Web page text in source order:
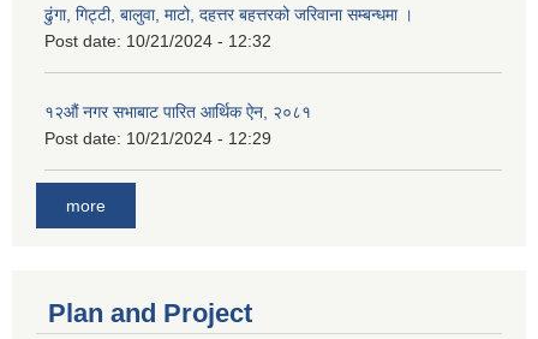
ढुंगा, गिट्टी, बालुवा, माटो, दहत्तर बहत्तरको जरिवाना सम्बन्धमा ।
Post date: 10/21/2024 - 12:32
१२औं नगर सभाबाट पारित आर्थिक ऐन, २०८१
Post date: 10/21/2024 - 12:29
more
Plan and Project